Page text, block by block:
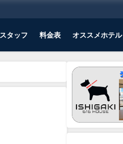
スタッフ 料金表 オススメホテル